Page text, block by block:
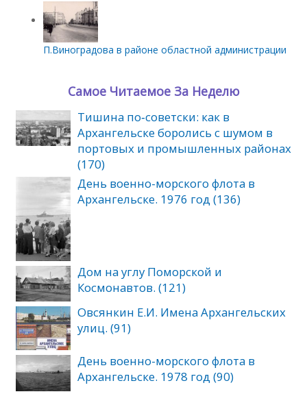
П.Виноградова в районе областной администрации
Самое Читаемое За Неделю
Тишина по‑советски: как в
Архангельске боролись с шумом в
портовых и промышленных районах
(170)
День военно-морского флота в
Архангельске. 1976 год (136)
Дом на углу Поморской и
Космонавтов. (121)
Овсянкин Е.И. Имена Архангельских
улиц. (91)
День военно-морского флота в
Архангельске. 1978 год (90)